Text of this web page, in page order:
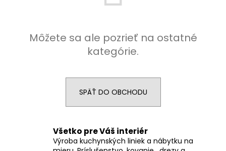
Môžete sa ale pozrieť na ostatné
kategórie.
SPÄŤ DO OBCHODU
Všetko pre Váš interiér
Výroba kuchynských liniek a nábytku na